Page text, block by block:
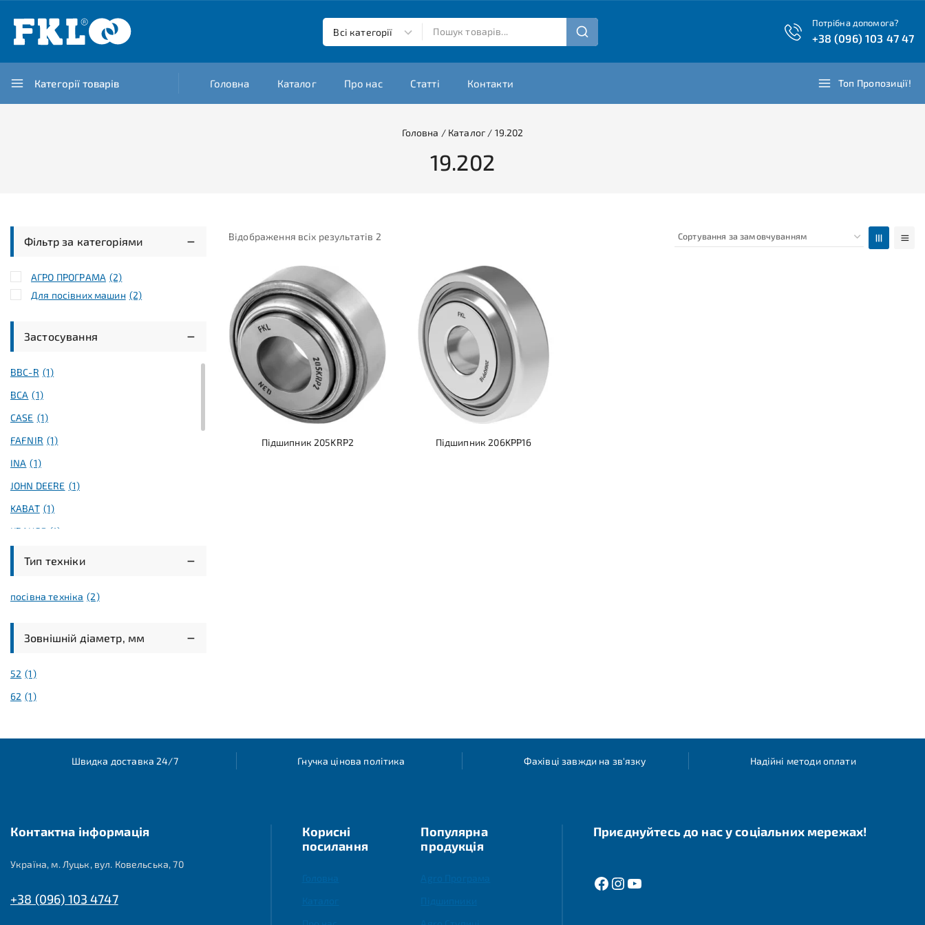
Потрібна допомога?
+38 (096) 103 47 47
Категорії товарів Головна Каталог Про нас Статті Контакти Топ Пропозиції!
Головна / Каталог / 19.202
19.202
Відображення всіх результатів 2
Підшипник 205KRP2 Підшипник 206KPP16
Фільтр за категоріями
АГРО ПРОГРАМА (2)
Для посівних машин (2)
Застосування
BBC-R (1)
BCA (1)
CASE (1)
FAFNIR (1)
INA (1)
JOHN DEERE (1)
KABAT (1)
KRAUSE (1)
NEW HOLLAND
NTN (1)
ORTHMAN
PEER (2)
(1)
REMLINGER
Тип техніки
посівна техніка (2)
Зовнішній діаметр, мм
52 (1)
62 (1)
Швидка доставка 24/7 Гнучка цінова політика Фахівці завжди на зв'язку Надійні методи оплати
Контактна інформація
Україна, м. Луцьк, вул. Ковельська, 70
+38 (096) 103 4747
Корисні
посилання
Популярна
продукція
Приєднуйтесь до нас у соціальних мережах!